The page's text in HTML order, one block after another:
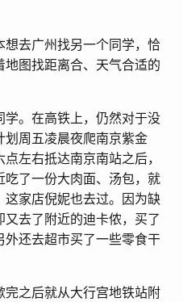
去广州找另一个同学，恰
图找距离合、天气合适的
。在高铁上，仍然对于没
划周五凌晨夜爬南京紫金
左右抵达南京南站之后，
吃了一份大肉面、汤包，就
家店倪妮也去过。因为缺
去了附近的迪卡侬，买了
外还去超市买了一些零食干
完之后就从大行宫地铁站附